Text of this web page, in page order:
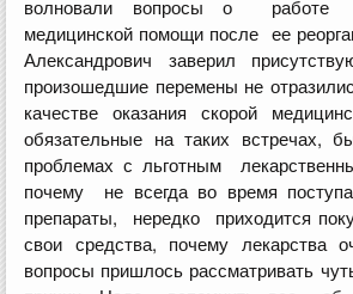
волновали вопросы о работе
медицинской помощи после ее
Александрович заверил
произошедшие перемены не
качестве оказания скорой
обязательные на таких
проблемах с льготным
почему не всегда во время
препараты, нередко приходится
свои средства, почему лекарства
вопросы пришлось рассматривать